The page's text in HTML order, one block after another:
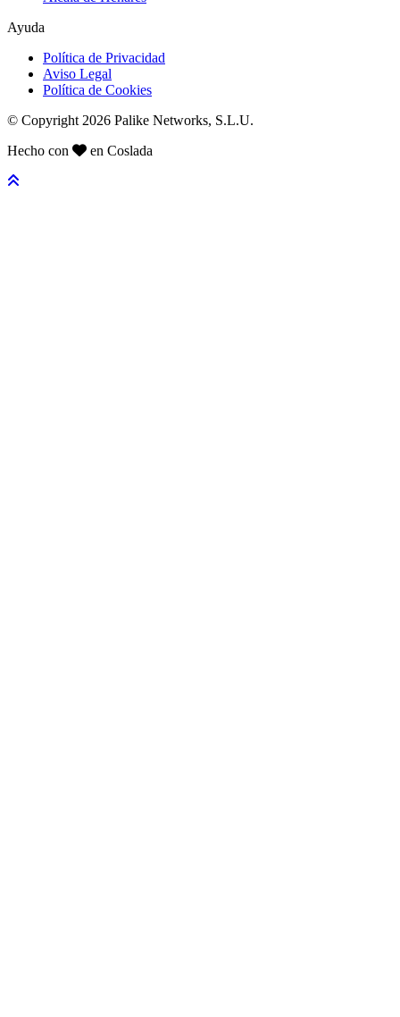
Ayuda
Política de Privacidad
Aviso Legal
Política de Cookies
© Copyright 2026 Palike Networks, S.L.U.
Hecho con
en Coslada